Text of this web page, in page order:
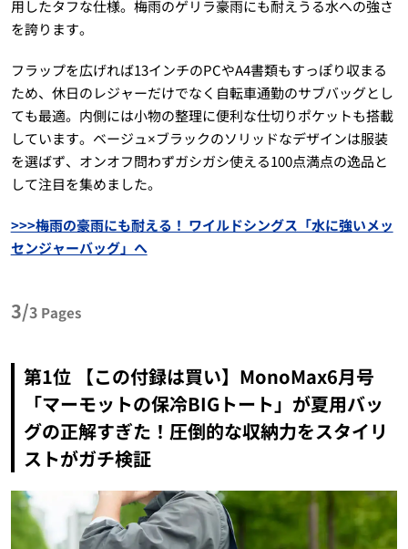
用したタフな仕様。梅雨のゲリラ豪雨にも耐えうる水への強さ
を誇ります。
フラップを広げれば13インチのPCやA4書類もすっぽり収まる
ため、休日のレジャーだけでなく自転車通勤のサブバッグとし
ても最適。内側には小物の整理に便利な仕切りポケットも搭載
しています。ベージュ×ブラックのソリッドなデザインは服装
を選ばず、オンオフ問わずガシガシ使える100点満点の逸品と
して注目を集めました。
>>>梅雨の豪雨にも耐える！ ワイルドシングス「水に強いメッ
センジャーバッグ」へ
3/3 Pages
第1位 【この付録は買い】MonoMax6月号
「マーモットの保冷BIGトート」が夏用バッ
グの正解すぎた！圧倒的な収納力をスタイリ
ストがガチ検証